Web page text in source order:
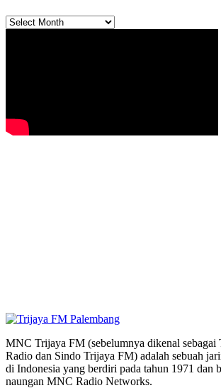
Archives
MNC Trijaya FM (sebelumnya dikenal
Radio dan Sindo Trijaya FM) adalah sebuah
di Indonesia yang berdiri pada tahun 1971 dan
naungan MNC Radio Networks.